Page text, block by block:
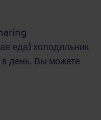
еда) холодильник
в день. Вы можете